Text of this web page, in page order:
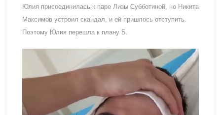
Юлия присоединилась к паре Лизы Субботиной, но Никита
Максимов устроил скандал, и ей пришлось отступить.
Поэтому Юлия перешла к плану Б.